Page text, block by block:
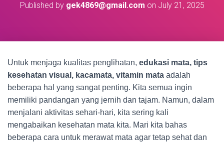
Published by gek4869@gmail.com on July 21, 2025
Untuk menjaga kualitas penglihatan, edukasi mata, tips
kesehatan visual, kacamata, vitamin mata adalah
beberapa hal yang sangat penting. Kita semua ingin
memiliki pandangan yang jernih dan tajam. Namun, dalam
menjalani aktivitas sehari-hari, kita sering kali
mengabaikan kesehatan mata kita. Mari kita bahas
beberapa cara untuk merawat mata agar tetap sehat dan